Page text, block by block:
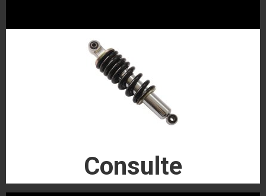
Consulte